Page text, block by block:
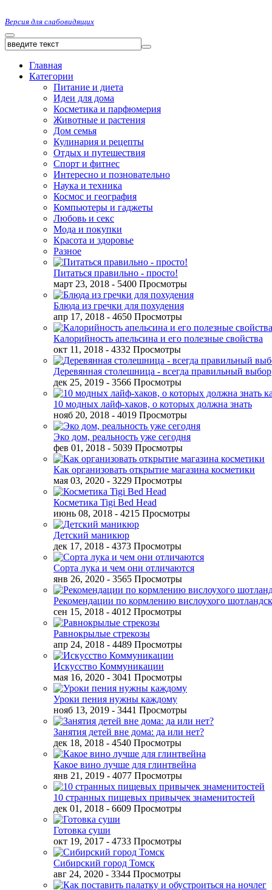
Версия для слабовидящих
Главная
Категории
Питание и диета
Идеи для дома
Косметика и парфюмерия
Животные и растения
Дом семья
Кулинария и рецепты
Отдых и путешествия
Спорт и фитнес
Интересно и позновательно
Наука и техника
Космос и география
Компьютеры и гаджеты
Любовь и секс
Мода и покупки
Красота и здоровье
Разное
Питаться правильно - просто!
март 23, 2018 - 5400 Просмотры
Блюда из гречки для похудения
апр 17, 2018 - 4650 Просмотры
Калорийность апельсина и его полезные свойства
окт 11, 2018 - 4332 Просмотры
Деревянная столешница - всегда правильный выбор
дек 25, 2019 - 3566 Просмотры
10 модных лайф-хаков, о которых должна знать
нояб 20, 2018 - 4019 Просмотры
Эко дом, реальность уже сегодня
фев 01, 2018 - 5039 Просмотры
Как организовать открытие магазина косметики
мая 03, 2020 - 3229 Просмотры
Косметика Tigi Bed Head
июнь 08, 2018 - 4215 Просмотры
Детский маникюр
дек 17, 2018 - 4373 Просмотры
Сорта лука и чем они отличаются
янв 26, 2020 - 3565 Просмотры
Рекомендации по кормлению вислоухого
сен 15, 2018 - 4012 Просмотры
Равнокрылые стрекозы
апр 24, 2018 - 4489 Просмотры
Искусство Коммуникации
мая 16, 2020 - 3041 Просмотры
Уроки пения нужны каждому
нояб 13, 2019 - 3441 Просмотры
Занятия детей вне дома: да или нет?
дек 18, 2018 - 4540 Просмотры
Какое вино лучше для глинтвейна
янв 21, 2019 - 4077 Просмотры
10 странных пищевых привычек знаменитостей
дек 01, 2018 - 6609 Просмотры
Готовка суши
окт 19, 2017 - 4733 Просмотры
Сибирский город Томск
авг 24, 2020 - 3344 Просмотры